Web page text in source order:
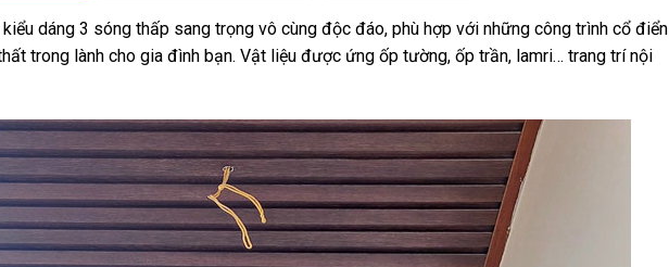
dáng 3 sóng thấp sang trọng vô cùng độc đáo, phù hợp với những công trình cổ điển
trong lành cho gia đình bạn. Vật liệu được ứng ốp tường, ốp trần, lamri… trang trí nội